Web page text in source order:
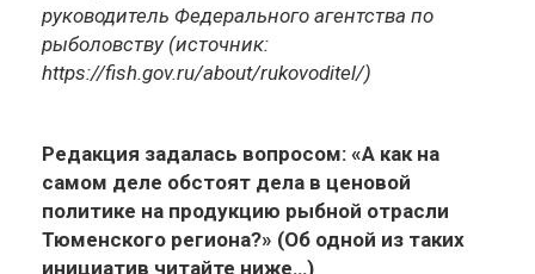
руководитель Федерального агентства по
рыболовству (источник:
https://fish.gov.ru/about/rukovoditel/)
Редакция задалась вопросом: «А как на
самом деле обстоят дела в ценовой
политике на продукцию рыбной отрасли
Тюменского региона?» (Об одной из таких
инициатив читайте ниже…)